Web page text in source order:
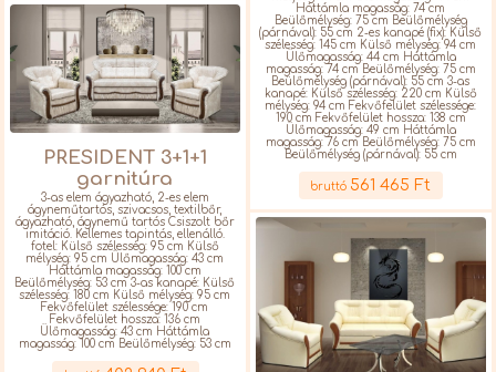
Háttámla magasság: 74 cm
Beülőmélység: 75 cm Beülőmélység
(párnával): 55 cm 2-es kanapé (fix): Külső
szélesség: 145 cm Külső mélység: 94 cm
Ülőmagasság: 44 cm Háttámla
magasság: 74 cm Beülőmélység: 75 cm
Beülőmélység (párnával): 55 cm 3-as
kanapé: Külső szélesség: 220 cm Külső
mélység: 94 cm Fekvőfelület szélessége:
190 cm Fekvőfelület hossza: 138 cm
Ülőmagasság: 49 cm Háttámla
magasság: 76 cm Beülőmélység: 75 cm
Beülőmélység (párnával): 55 cm
Részletek
bruttó 561 465 Ft
PRESIDENT 3+1+1
garnitúra
3-as elem ágyazható, 2-es elem
ágyneműtartós, szivacsos, textilbőr,
ágyazható, ágynemű tartós Csiszolt bőr
imitáció. Kellemes tapintás, ellenálló.
fotel: Külső szélesség: 95 cm Külső
mélység: 95 cm Ülőmagasság: 43 cm
Háttámla magasság: 100 cm
Beülőmélység: 53 cm 3-as kanapé: Külső
szélesség: 180 cm Külső mélység: 95 cm
Fekvőfelület szélessége: 190 cm
Fekvőfelület hossza: 136 cm
Ülőmagasság: 43 cm Háttámla
magasság: 100 cm Beülőmélység: 53 cm
Részletek